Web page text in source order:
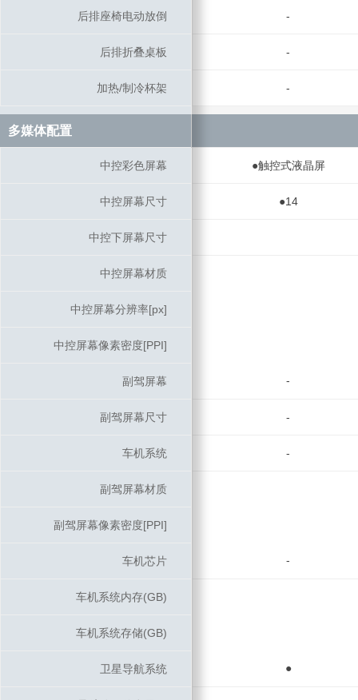
后排座椅电动放倒 -
后排折叠桌板 -
加热/制冷杯架 -
多媒体配置
中控彩色屏幕 ●触控式液晶屏
中控屏幕尺寸 ●14
中控下屏幕尺寸
中控屏幕材质
中控屏幕分辨率[px]
中控屏幕像素密度[PPI]
副驾屏幕 -
副驾屏幕尺寸 -
车机系统 -
副驾屏幕材质
副驾屏幕像素密度[PPI]
车机芯片 -
车机系统内存(GB)
车机系统存储(GB)
卫星导航系统 ●
后排座椅电动放倒
后排折叠桌板
加热/制冷杯架
多媒体配置
中控彩色屏幕
中控屏幕尺寸
中控下屏幕尺寸
中控屏幕材质
中控屏幕分辨率[px]
中控屏幕像素密度[PPI]
副驾屏幕
副驾屏幕尺寸
车机系统
副驾屏幕材质
副驾屏幕像素密度[PPI]
车机芯片
车机系统内存(GB)
车机系统存储(GB)
卫星导航系统